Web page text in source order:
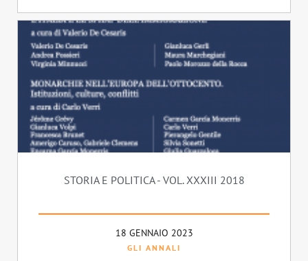
STORIA E POLITICA - VOL. XXXIII 2018
18 GENNAIO 2023
GLI ANNALI